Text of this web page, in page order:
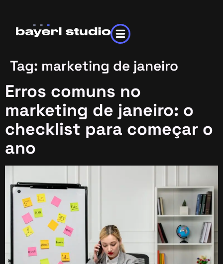
Tag: marketing de janeiro
Erros comuns no
marketing de janeiro: o
checklist para começar o
ano